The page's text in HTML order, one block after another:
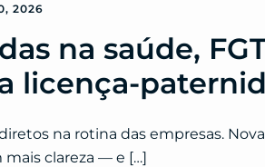
2026
na saúde,
licença-
na rotina das empresas.
mais clareza — e […]